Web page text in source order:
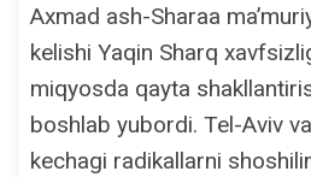
Axmad ash-Sharaa
kelishi Yaqin Sharq
miqyosda qayta
boshlab yubordi. Tel-Aviv
kechagi radikallarni